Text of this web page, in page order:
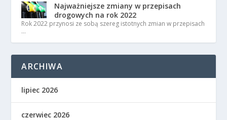
Najważniejsze zmiany w przepisach
drogowych na rok 2022
Rok 2022 przynosi ze sobą szereg istotnych zmian w przepisach
…
ARCHIWA
lipiec 2026
czerwiec 2026